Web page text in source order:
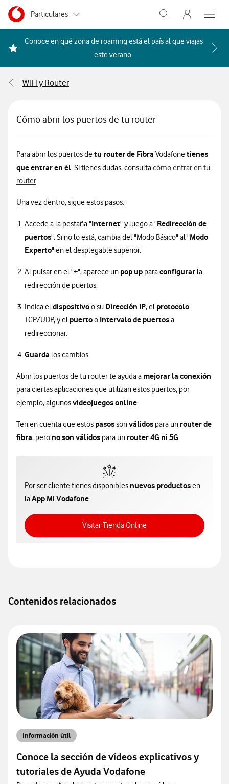
Ir a la pagina principal de vodafone.es
Menu navegación Segmento
Particulares
Autónomos
Grandes empresas
Abrir buscador.
Menu
Abre
Conoce en qué zona de roaming está el país al que viajas
este verano. Acceder a la FAQ Qué
WiFi y Router
Cómo abrir los puertos de tu router
Para abrir los puertos detu router de Fibra Vodafonetienes
que entrar en él. Si tienes dudas, consultacómo entrar en tu
router.
Una vez dentro, sigue estos pasos:
Accede a la pestaña "Internet" y luego a "Redirección de
puertos". Si no lo está, cambia del "Modo Básico" al "Modo
Experto" en el desplegable superior.
Al pulsar en el "+", aparece un pop up paraconfigurar la
redirección de puertos.
Indica eldispositivoo su Dirección IP, el protocolo
TCP/UDP, y el puertoo Intervalo de puertosa
redireccionar.
Guarda los cambios.
Abrir los puertos de tu router te ayuda a mejorar la conexión
para ciertas aplicaciones que utilizan estos puertos, por
ejemplo, algunosvideojuegos online.
Ten en cuenta que estos pasossonválidos para un router de
fibra, pero no son válidos para un router 4G ni 5G.
Por ser cliente tienes disponibles nuevos productosen
laApp Mi Vodafone.
Visitar Tienda OnlineAcceso a Tienda Online
Contenidos relacionados
Información útil
Conoce la sección de vídeos explicativos y
tutoriales de Ayuda Vodafone